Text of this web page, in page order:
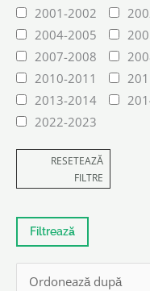
2001-2002
2004-2005
2007-2008
2010-2011
2013-2014
2022-2023
RESETEAZĂ
FILTRE